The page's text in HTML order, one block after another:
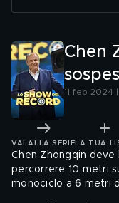
Chen
11 feb 2024
VAI ALLA SERIE LA TUA
Chen Zhongqin
percorrere 10 metri
monociclo a 6 metri